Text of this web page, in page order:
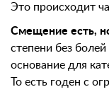
Это происходит
Смещение есть,
степени без
основание для
То есть годен с